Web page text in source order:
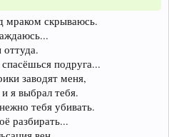
мраком скрываюсь.
подруга...
заводят меня,
я выбрал тебя.
тебя убивать.
разбирать...